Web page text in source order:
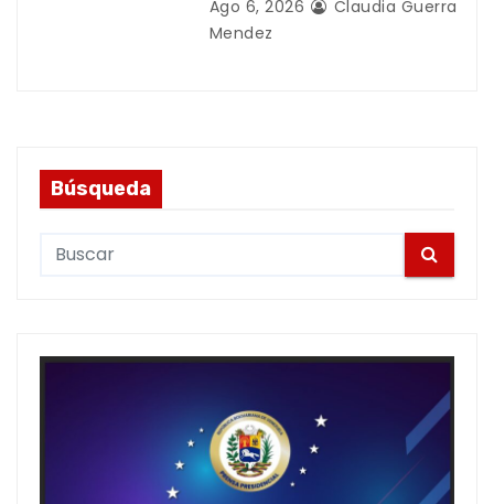
Ago 6, 2026
Claudia Guerra
Mendez
Búsqueda
c